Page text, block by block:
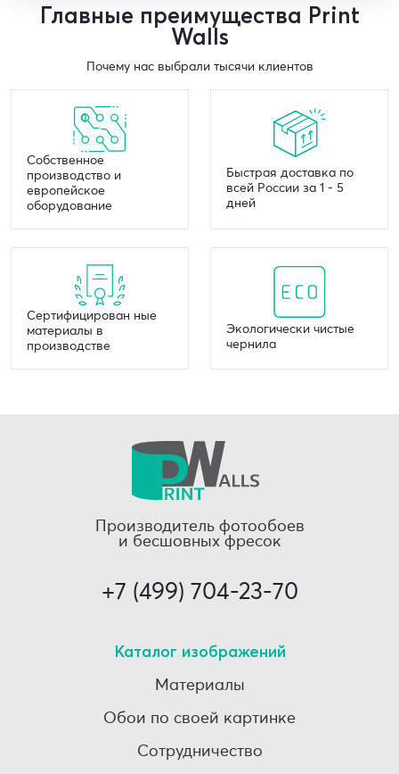
Главные преимущества Print
Walls
Почему нас выбрали тысячи клиентов
Собственное
производство и
европейское
оборудование
Быстрая доставка по
всей России за 1 - 5
дней
Сертифицирован ные
материалы в
производстве
Экологически чистые
чернила
Производитель фотообоев
и бесшовных фресок
+7 (499) 704-23-70
Каталог изображений
Материалы
Обои по своей картинке
Сотрудничество